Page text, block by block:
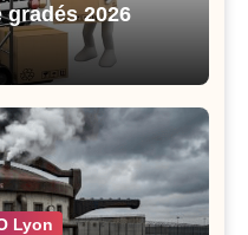
2026
Lyon